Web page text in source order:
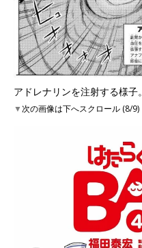
アドレナリンを注射する様子。
▼次の画像は下へスクロール (8/9)